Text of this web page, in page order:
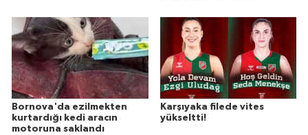
Bornova'da ezilmekten
kurtardığı kedi aracın
motoruna saklandı
Karşıyaka filede vites
yükseltti!